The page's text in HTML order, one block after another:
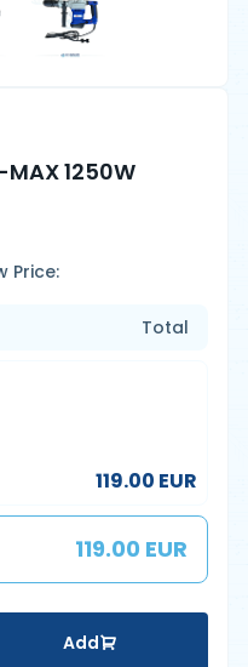
1250W
Price:
Total
119.00 EUR
119.00 EUR
Add